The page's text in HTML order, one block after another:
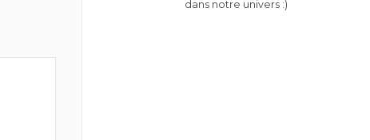
dans notre univers :)